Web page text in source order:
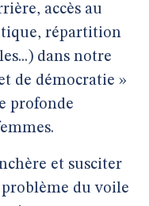
accès au
répartition
dans notre
de démocratie »
profonde
et susciter
problème du voile